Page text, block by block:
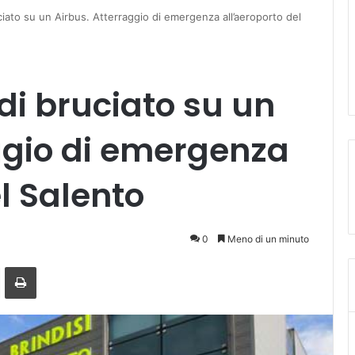
su un Airbus. Atterraggio di emergenza all’aeroporto del
bruciato su un
di emergenza
Salento
0 Meno di un minuto